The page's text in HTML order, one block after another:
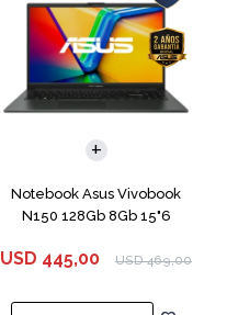
Notebook Asus Vivobook
N150 128Gb 8Gb 15"6
USD 445,00 USD 469,00
COMPARAR